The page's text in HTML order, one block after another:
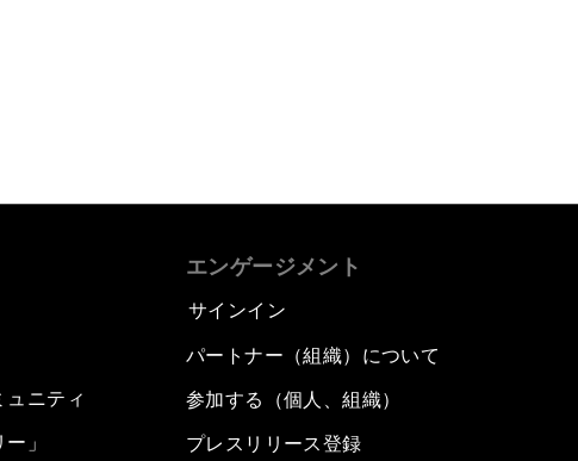
ュニティ
」
エンゲージメント
サインイン
パートナー（組織）について
参加する（個人、組織）
プレスリリース登録